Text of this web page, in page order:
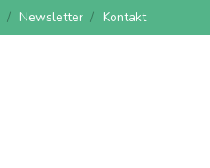
Newsletter Kontakt